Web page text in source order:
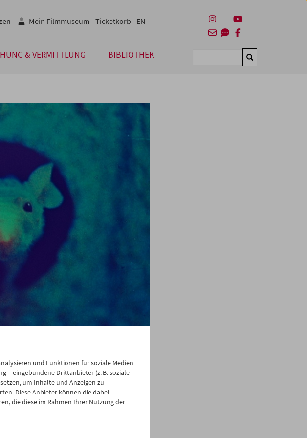
& VERMITTLUNG BIBLIOTHEK Suchen
Mein Filmmuseum Ticketkorb EN
Wiener Juden – geboren als Amos
und Funktionen für soziale Medien
– eingebundene Drittanbieter (z. B. soziale
um Inhalte und Anzeigen zu
Diese Anbieter können die dabei
die diese im Rahmen Ihrer Nutzung der